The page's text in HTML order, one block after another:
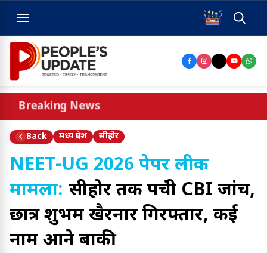
Breaking News
Back मध्य प्रदेश सीहोर
NEET-UG 2026 पेपर लीक
मामला: सीहोर तक पहुंची CBI जांच,
छात्र शुभम खैरनार गिरफ्तार, कई
नाम आने बाकी